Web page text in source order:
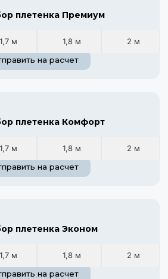
плетенка Премиум
1,7 м 1,8 м
2 м
на расчет
плетенка Комфорт
1,7 м 1,8 м
2 м
на расчет
плетенка Эконом
1,7 м 1,8 м
2 м
на расчет